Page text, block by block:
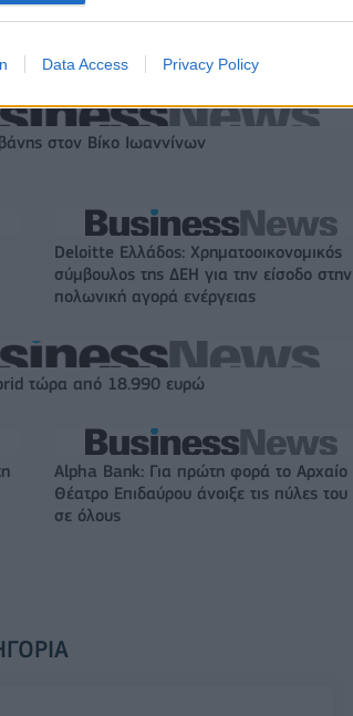
Data Access Privacy Policy
της αποδοτικότητας
στον Βίκο Ιωαννίνων
Deloitte Ελλάδος: Χρηματοοικονομικός
σύμβουλος της ΔΕΗ για την είσοδο στην
πολωνική αγορά ενέργειας
τώρα από 18.990 ευρώ
Alpha Bank: Για πρώτη φορά το Αρχαίο
Θέατρο Επιδαύρου άνοιξε τις πύλες του
σε όλους